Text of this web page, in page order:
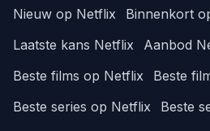
Nieuw op Netflix
Binnenkort
Laatste kans Netflix
Aanbod
Beste films op Netflix
Beste
Beste series op Netflix
Beste